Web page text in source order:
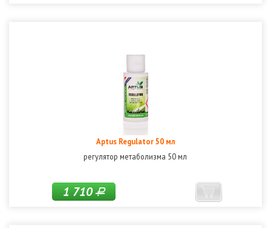
Aptus Regulator 50 мл
регулятор метаболизма 50 мл
1 710Р